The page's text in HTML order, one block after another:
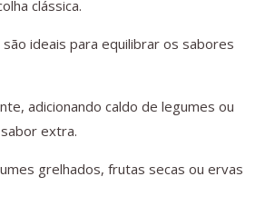
clássica.
ideais para equilibrar os sabores
adicionando caldo de legumes ou
extra.
grelhados, frutas secas ou ervas